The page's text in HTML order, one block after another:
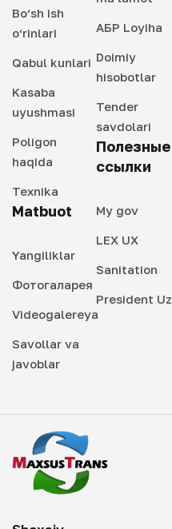
Bo‘sh ish
o‘rinlari
Qabul kunlari
Kasaba
uyushmasi
Poligon
haqida
Texnika
Matbuot
Yangiliklar
Фотогаларея
Videogalereya
Savollar va
javoblar
АБР Loyiha
Doimiy
hisobotlar
Tender
savdolari
Полезные
ссылки
My gov
LEX UX
Sanitation
President Uz